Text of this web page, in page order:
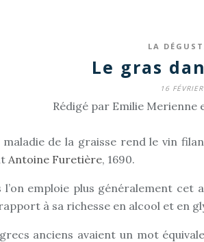
LA
Le gras
16
Rédigé par Emilie Merienne
maladie de la graisse rend le vin
Antoine Furetière, 1690.
l’on emploie plus généralement
à sa richesse en alcool et en
anciens avaient un mot